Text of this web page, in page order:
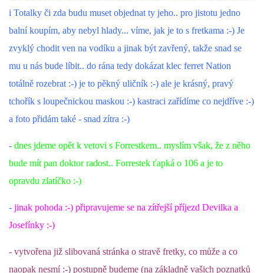
V NOVÝCH DOMOVECH
DFD - DOMOV FRETČÍCH DŮCHODCŮ
PODMÍNKY PŘEVZETÍ FRETKY.
O FRETCE
PÉČE O FRETKU
i Totalky či zda budu muset objednat ty jeho.. pro jistotu jedno
balní koupím, aby nebyl hlady... víme, jak je to s fretkama :-) Je
zvyklý chodit ven na vodíku a jinak být zavřený, takže snad se
mu u nás bude líbit.. do rána tedy dokázat klec ferret Nation
totálně rozebrat :-) je to pěkný uličník :-) ale je krásný, pravý
tchořík s loupečnickou maskou :-) kastraci zařídíme co nejdříve :-)
a foto přidám také - snad zítra :-)
- dnes jdeme opět k vetovi s Forrestkem.. myslím však, že z něho
bude mít pan doktor radost.. Forrestek ťapká o 106 a je to
opravdu zlatíčko :-)
- jinak pohoda :-) připravujeme se na zítřejší příjezd Devilka a
Josefínky :-)
- vytvořena již slibovaná stránka o stravě fretky, co může a co
naopak nesmí :-) postupně budeme (na základně vašich poznatků